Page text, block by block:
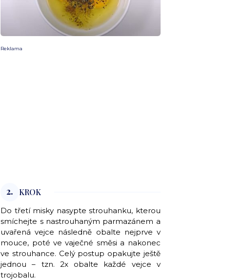
Reklama
2. KROK
Do třetí misky nasypte strouhanku, kterou
smíchejte s nastrouhaným parmazánem a
uvařená vejce následně obalte nejprve v
mouce, poté ve vaječné směsi a nakonec
ve strouhance. Celý postup opakujte ještě
jednou – tzn. 2x obalte každé vejce v
trojobalu.